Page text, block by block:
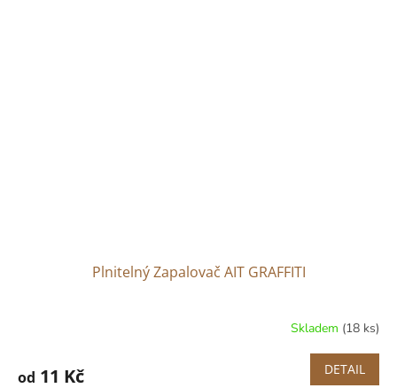
Plnitelný Zapalovač AIT GRAFFITI
Skladem (18 ks)
od 11 Kč DETAIL